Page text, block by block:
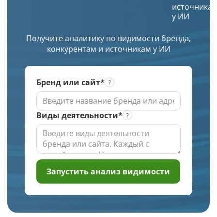
глубине
проверки
у ИИ
Получите аналитику по видимости бренда,
конкурентам и источникам у ИИ
Бренд или сайт*
Виды деятельности*
Запустить анализ видимости